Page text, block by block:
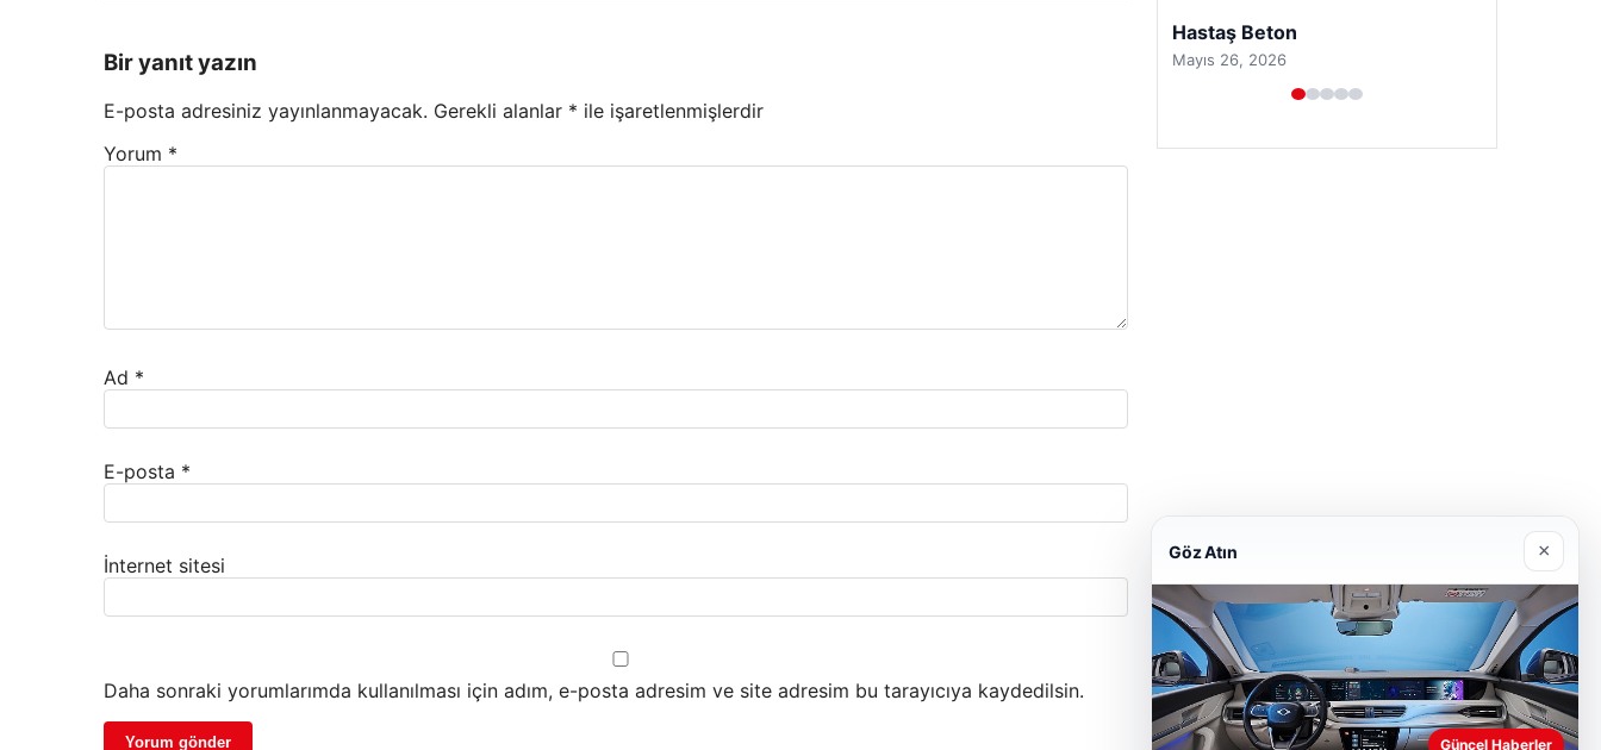
Bir yanıt yazın
E-posta adresiniz yayınlanmayacak. Gerekli alanlar * ile işaretlenmişlerdir
Yorum *
Ad *
E-posta *
İnternet sitesi
Daha sonraki yorumlarımda kullanılması için adım, e-posta adresim ve site adresim bu tarayıcıya kaydedilsin.
Prenses Night Club
Nisan 29, 2026
Göz Atın ×
Güncel Haberler